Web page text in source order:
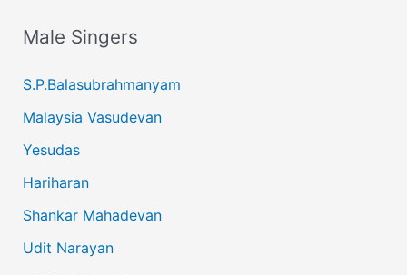
Male Singers
S.P.Balasubrahmanyam
Malaysia Vasudevan
Yesudas
Hariharan
Shankar Mahadevan
Udit Narayan